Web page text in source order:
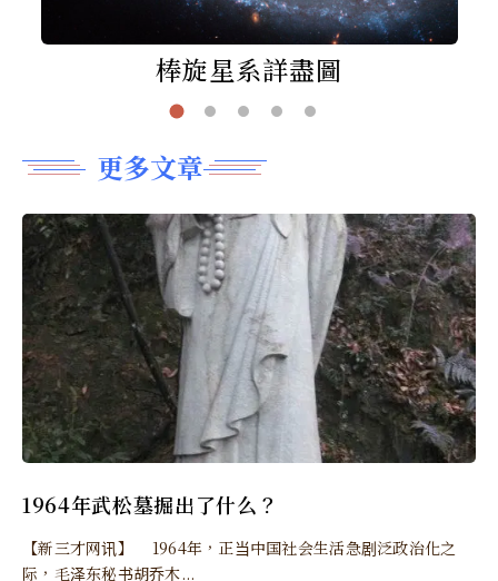
棒旋星系詳盡圖
更多文章
1964年武松墓掘出了什么？
【新三才网讯】 1964年，正当中国社会生活急剧泛政治化之
际，毛泽东秘书胡乔木...